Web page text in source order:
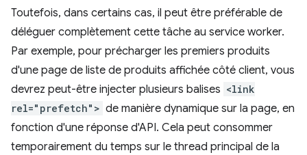
Toutefois, dans certains cas, il peut être préférable de
déléguer complètement cette tâche au service worker.
Par exemple, pour précharger les premiers produits
d'une page de liste de produits affichée côté client, vous
devrez peut-être injecter plusieurs balises <link
rel="prefetch"> de manière dynamique sur la page, en
fonction d'une réponse d'API. Cela peut consommer
temporairement du temps sur le thread principal de la